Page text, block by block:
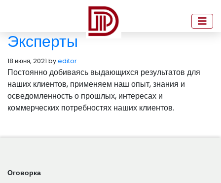
Эксперты
18 июня, 2021 byeditor
Постоянно добиваясь выдающихся результатов для
наших клиентов, применяем наш опыт, знания и
осведомленность о прошлых, интересах и
коммерческих потребностях наших клиентов.
Оговорка